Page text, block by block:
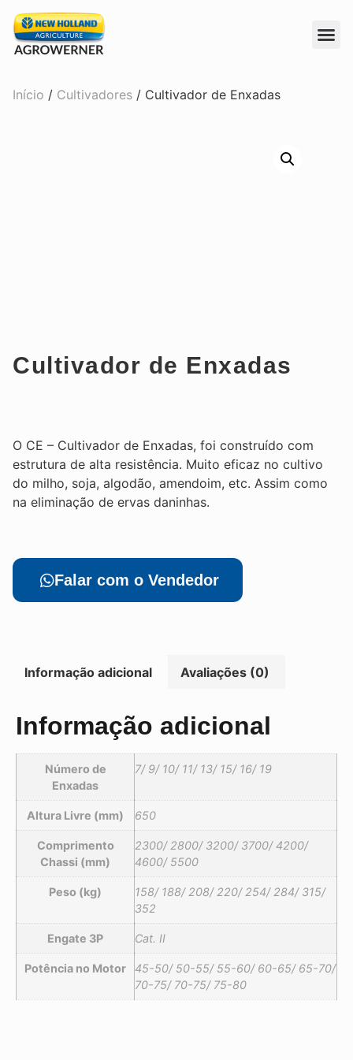
Início / Cultivadores / Cultivador de Enxadas
Cultivador de Enxadas
O CE – Cultivador de Enxadas, foi construído com
estrutura de alta resistência. Muito eficaz no cultivo
do milho, soja, algodão, amendoim, etc. Assim como
na eliminação de ervas daninhas.
Falar com o Vendedor
Informação adicional Avaliações (0)
Informação adicional
Número de
Enxadas
7/ 9/ 10/ 11/ 13/ 15/ 16/ 19
Altura Livre (mm) 650
Comprimento
Chassi (mm)
2300/ 2800/ 3200/ 3700/ 4200/
4600/ 5500
Peso (kg)
158/ 188/ 208/ 220/ 254/ 284/ 315/
352
Engate 3P Cat. II
Potência no Motor
45-50/ 50-55/ 55-60/ 60-65/ 65-70/
70-75/ 70-75/ 75-80